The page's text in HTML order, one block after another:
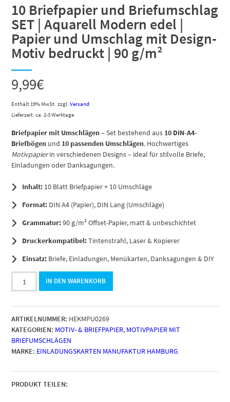
10 Briefpapier und Briefumschlag
SET | Aquarell Modern edel |
Papier und Umschlag mit Design-
Motiv bedruckt | 90 g/m²
9,99€
Enthält 19% MwSt. zzgl.Versand
Lieferzeit: ca. 2-3 Werktage
Briefpapier mit Umschlägen– Set bestehend aus 10 DIN-A4-
Briefbögen und 10 passenden Umschlägen. Hochwertiges
Motivpapierin verschiedenen Designs – ideal für stilvolle Briefe,
Einladungen oder Danksagungen.
Inhalt: 10 Blatt Briefpapier + 10 Umschläge
Format: DIN A4 (Papier), DIN Lang (Umschläge)
Grammatur:90 g/m² Offset-Papier, matt & unbeschichtet
Druckerkompatibel:Tintenstrahl, Laser & Kopierer
Einsatz: Briefe, Einladungen, Menükarten, Danksagungen & DIY
10
Briefpapier
Briefumschlag
SET
|
Aquarell
Modern
|
Papier
IN DEN WARENKORB
ARTIKELNUMMER: HEKMPU0269
KATEGORIEN: MOTIV- & BRIEFPAPIER, MOTIVPAPIER MIT
BRIEFUMSCHLÄGEN
MARKE: EINLADUNGSKARTEN MANUFAKTUR HAMBURG
PRODUKT TEILEN: